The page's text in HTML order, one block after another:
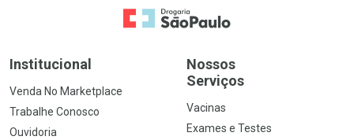
Ir para a Home
Institucional
Venda No Marketplace
Trabalhe Conosco
Ouvidoria
Nossos
Serviços
Vacinas
Exames e Testes